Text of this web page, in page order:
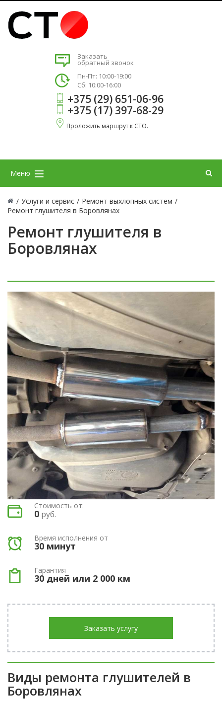
Заказать
обратный звонок
Пн-Пт: 10:00-19:00
Сб: 10:00-16:00
+375 (29) 651-06-96
+375 (17) 397-68-29
Проложить маршрут к СТО.
Меню
/ Услуги и сервис / Ремонт выхлопных систем /
Ремонт глушителя в Боровлянах
Ремонт глушителя в
Боровлянах
Стоимость от:
0 руб.
Время исполнения от
30 минут
Гарантия
30 дней или 2 000 км
Заказать услугу
Виды ремонта глушителей в
Боровлянах